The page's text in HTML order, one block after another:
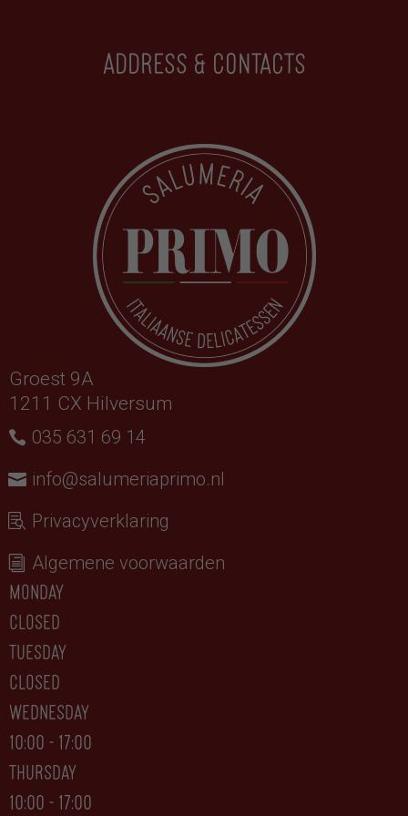
Address & contacts
Groest 9A
1211 CX Hilversum
035 631 69 14
info@salumeriaprimo.nl
Privacyverklaring
Algemene voorwaarden
monday
closed
tuesday
CLOSED
wednesday
10:00 - 17:00
thursday
10:00 - 17:00